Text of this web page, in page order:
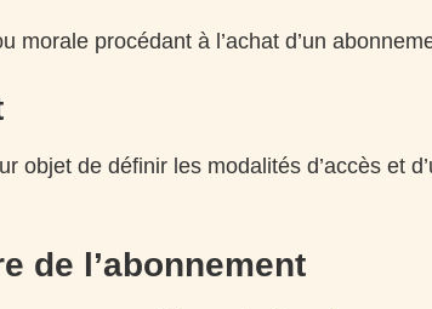
morale procédant à l’achat d’un
objet de définir les modalités d’accès et
de l’abonnement